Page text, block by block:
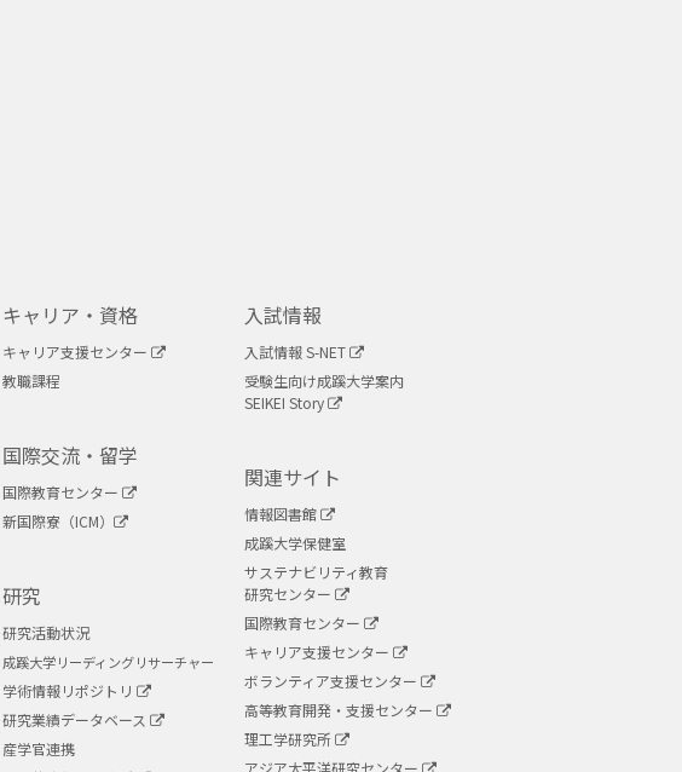
キャリア・資格
キャリア支援センター
教職課程
国際交流・留学
国際教育センター
新国際寮（ICM）
研究
研究活動状況
成蹊大学リーディングリサーチャー
学術情報リポジトリ
研究業績データベース
産学官連携
入試情報
入試情報 S-NET
受験生向け成蹊大学案内
SEIKEI Story
関連サイト
情報図書館
成蹊大学保健室
サステナビリティ教育
研究センター
国際教育センター
キャリア支援センター
ボランティア支援センター
高等教育開発・支援センター
理工学研究所